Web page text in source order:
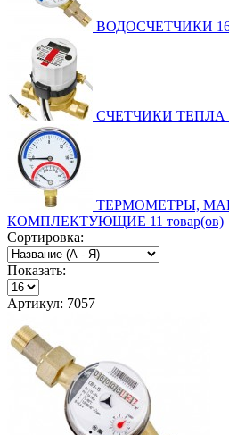
ВОДОСЧЕТЧИКИ
СЧЕТЧИКИ ТЕПЛА
ТЕРМОМЕТРЫ,
КОМПЛЕКТУЮЩИЕ 11 товар(ов)
Сортировка:
Показать:
Артикул: 7057